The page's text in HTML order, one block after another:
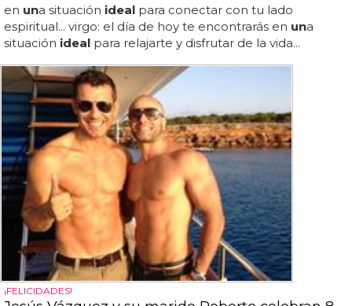
en una situación ideal para conectar con tu lado
espiritual... virgo: el día de hoy te encontrarás en una
situación ideal para relajarte y disfrutar de la vida...
¡FELICIDADES!